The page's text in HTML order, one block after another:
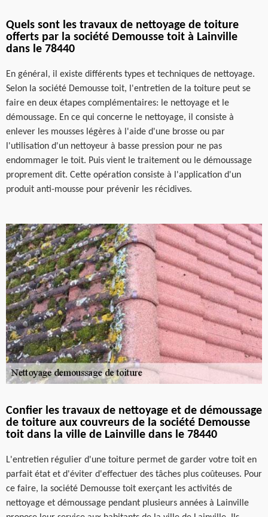
Quels sont les travaux de nettoyage de toiture
offerts par la société Demousse toit à Lainville
dans le 78440
En général, il existe différents types et techniques de nettoyage.
Selon la société Demousse toit, l'entretien de la toiture peut se
faire en deux étapes complémentaires: le nettoyage et le
démoussage. En ce qui concerne le nettoyage, il consiste à
enlever les mousses légères à l'aide d'une brosse ou par
l'utilisation d'un nettoyeur à basse pression pour ne pas
endommager le toit. Puis vient le traitement ou le démoussage
proprement dit. Cette opération consiste à l'application d'un
produit anti-mousse pour prévenir les récidives.
Confier les travaux de nettoyage et de démoussage
de toiture aux couvreurs de la société Demousse
toit dans la ville de Lainville dans le 78440
L'entretien régulier d'une toiture permet de garder votre toit en
parfait état et d'éviter d'effectuer des tâches plus coûteuses. Pour
ce faire, la société Demousse toit exerçant les activités de
nettoyage et démoussage pendant plusieurs années à Lainville